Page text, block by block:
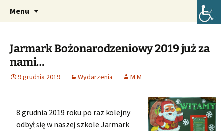
Szkoła Podstawowa im. Józefa
Lompy w Lubszy
Oficjalna strona internetowa szkoły.
Menu Szukaj:
Jarmark Bożonarodzeniowy 2019 już za
nami…
9 grudnia 2019 Wydarzenia M M
8 grudnia 2019 roku po raz kolejny
odbył się w naszej szkole Jarmark